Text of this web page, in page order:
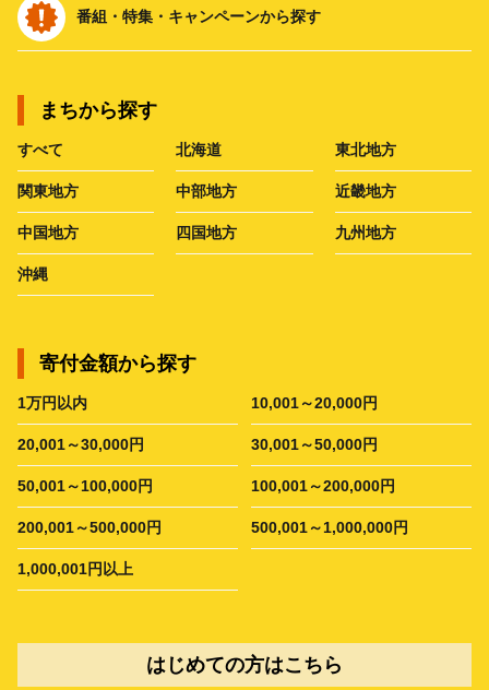
番組・特集・キャンペーンから探す
まちから探す
すべて 北海道 東北地方
関東地方 中部地方 近畿地方
中国地方 四国地方 九州地方
沖縄
寄付金額から探す
1万円以内 10,001～20,000円
20,001～30,000円 30,001～50,000円
50,001～100,000円 100,001～200,000円
200,001～500,000円 500,001～1,000,000円
1,000,001円以上
はじめての方はこちら